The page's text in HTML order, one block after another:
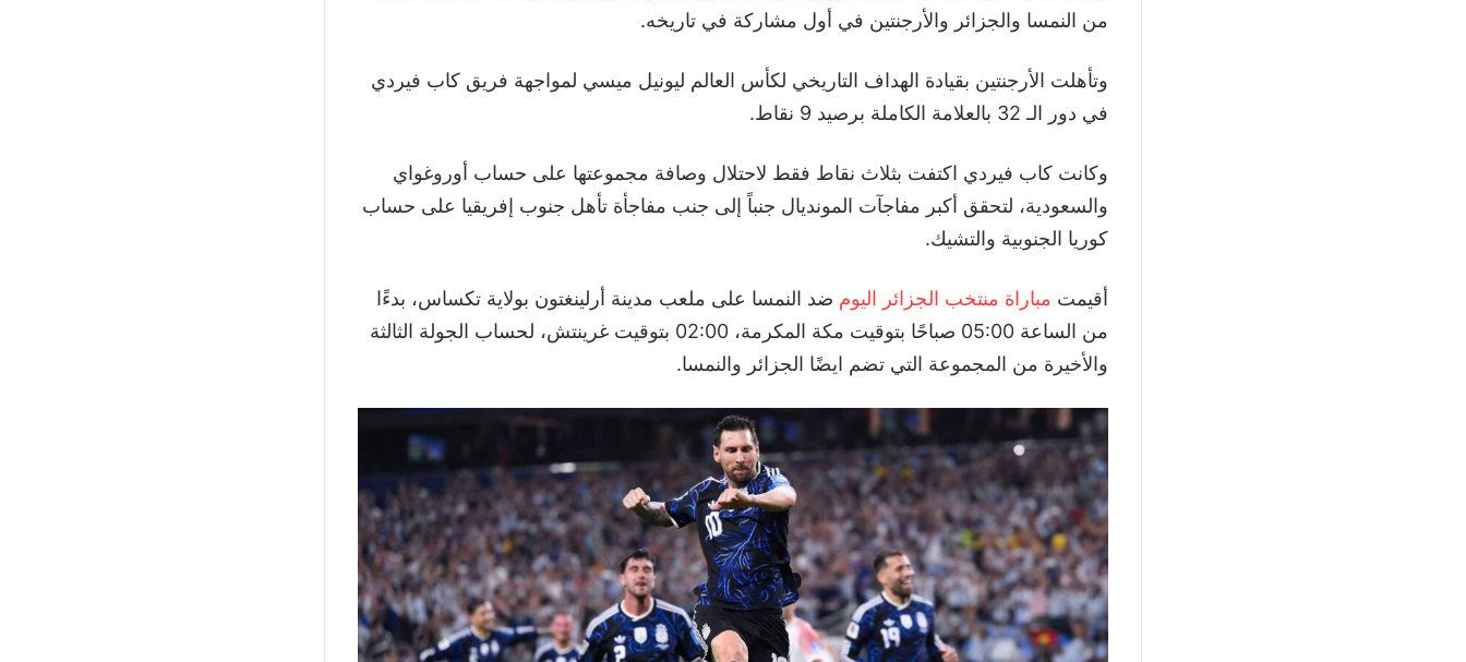
من النمسا والجزائر والأرجنتين في أول مشاركة في تاريخه.
وتأهلت الأرجنتين بقيادة الهداف التاريخي لكأس العالم ليونيل ميسي لمواجهة فريق كاب فيردي
في دور الـ 32 بالعلامة الكاملة برصيد 9 نقاط.
وكانت كاب فيردي اكتفت بثلاث نقاط فقط لاحتلال وصافة مجموعتها على حساب أوروغواي
والسعودية، لتحقق أكبر مفاجآت المونديال جنباً إلى جنب مفاجأة تأهل جنوب إفريقيا على حساب
كوريا الجنوبية والتشيك.
أقيمت مباراة منتخب الجزائر اليوم ضد النمسا على ملعب مدينة أرلينغتون بولاية تكساس، بدءًا
من الساعة 05:00 صباحًا بتوقيت مكة المكرمة، 02:00 بتوقيت غرينتش، لحساب الجولة الثالثة
والأخيرة من المجموعة التي تضم ايضًا الجزائر والنمسا.